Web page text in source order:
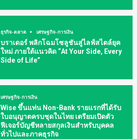
ธุรกิจ-ตลาด เศรษฐกิจ-การเงิน
บราเดอร์ พลิกโฉมโซลูชันสู่ไลฟ์สไตล์ยุค
ใหม่ ภายใต้แนวคิด “At Your Side, Every
Side of Life”
เศรษฐกิจ-การเงิน
Wise ขึ้นแท่น Non-Bank รายแรกที่ได้รับ
ใบอนุญาตครบชุดในไทย เตรียมเปิดตัว
ฟีเจอร์บัญชีหลายสกุลเงินสำหรับบุคคล
ทั่วไปและภาคธุรกิจ